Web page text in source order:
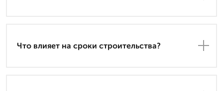
Что влияет на сроки строительства?